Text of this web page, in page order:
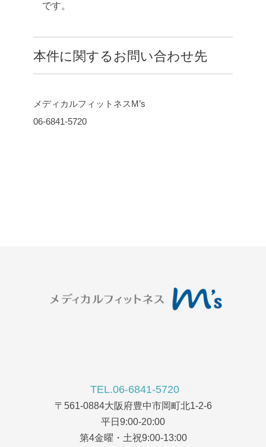
です。
本件に関するお問い合わせ先
メディカルフィットネスM’s
06-6841-5720
TEL.06-6841-5720
〒561-0884大阪府豊中市岡町北1-2-6
平日9:00-20:00
第4金曜・土祝9:00-13:00